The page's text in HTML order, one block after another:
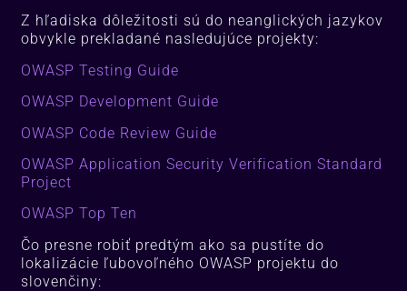
Z hľadiska dôležitosti sú do neanglických jazykov
obvykle prekladané nasledujúce projekty:
OWASP Testing Guide
OWASP Development Guide
OWASP Code Review Guide
OWASP Application Security Verification Standard
Project
OWASP Top Ten
Čo presne robiť predtým ako sa pustíte do
lokalizácie ľubovoľného OWASP projektu do
slovenčiny: